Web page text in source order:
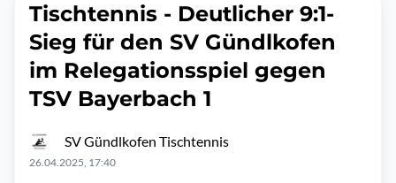
Tischtennis - Deutlicher 9:1-
Sieg für den SV Gündlkofen
im Relegationsspiel gegen
TSV Bayerbach 1
SV Gündlkofen Tischtennis
26.04.2025, 17:40